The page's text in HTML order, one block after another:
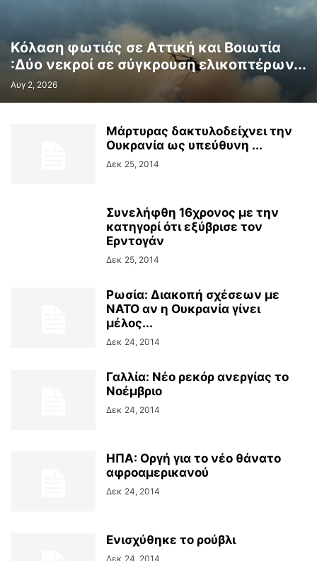
Κόλαση φωτιάς σε Αττική και Βοιωτία
:Δύο νεκροί σε σύγκρουση ελικοπτέρων...
Αυγ 2, 2026
Μάρτυρας δακτυλοδείχνει την
Ουκρανία ως υπεύθυνη ...
Δεκ 25, 2014
Συνελήφθη 16χρονος με την
κατηγορί ότι εξύβρισε τον
Ερντογάν
Δεκ 25, 2014
Ρωσία: Διακοπή σχέσεων με
ΝΑΤΟ αν η Ουκρανία γίνει
μέλος...
Δεκ 24, 2014
Γαλλία: Νέο ρεκόρ ανεργίας το
Νοέμβριο
Δεκ 24, 2014
ΗΠΑ: Οργή για το νέο θάνατο
αφροαμερικανού
Δεκ 24, 2014
Ενισχύθηκε το ρούβλι
Δεκ 24, 2014